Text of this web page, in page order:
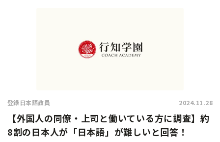
登録日本語教員 2024.11.28
【外国人の同僚・上司と働いている方に調査】約
8割の日本人が「日本語」が難しいと回答！